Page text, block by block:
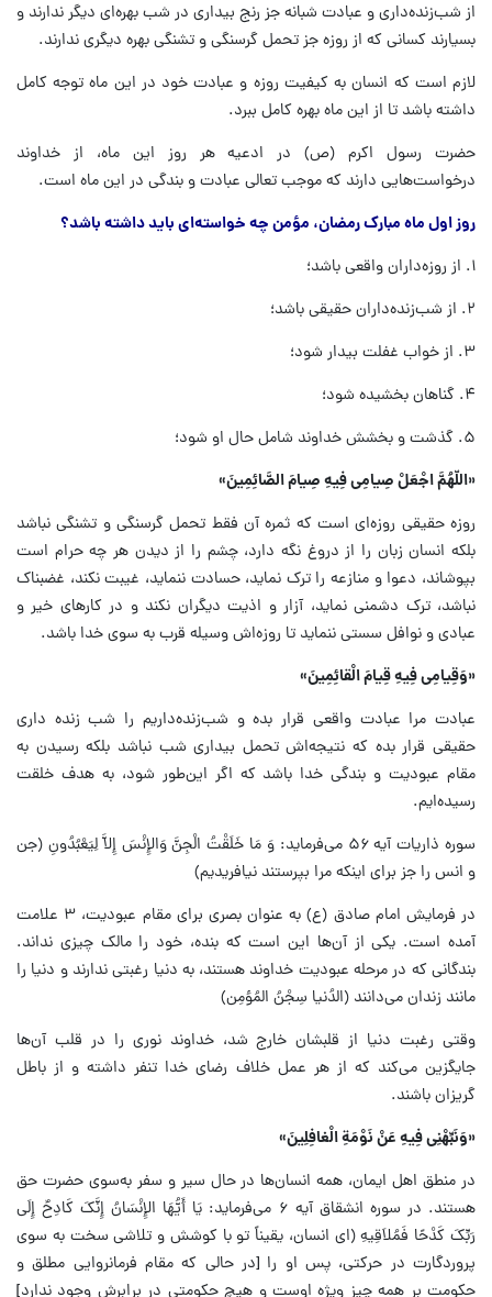
از شب‌زنده‌داری و عبادت شبانه جز رنج بیداری در شب بهره‌ای دیگر ندارند و
بسیارند کسانی که از روزه جز تحمل گرسنگی و تشنگی بهره دیگری ندارند.
لازم است که انسان به کیفیت روزه و عبادت خود در این ماه توجه کامل
داشته باشد تا از این ماه بهره کامل ببرد.
حضرت رسول اکرم (ص) در ادعیه هر روز این ماه، از خداوند
درخواست‌هایی دارند که موجب تعالی عبادت و بندگی در این ماه است.
روز اول ماه مبارک رمضان، مؤمن چه خواسته‌ای باید داشته باشد؟
۲. از شب‌زنده‌داران حقیقی باشد؛
۳. از خواب غفلت بیدار شود؛
۴. گناهان بخشیده شود؛
۵. گذشت و بخشش خداوند شامل حال او شود؛
«اللّهُمَّ اجْعَلْ صِیامِی فِیهِ صِیامَ الصَّائِمِینَ»
روزه حقیقی روزه‌ای است که ثمره آن فقط تحمل گرسنگی و تشنگی نباشد
بلکه انسان زبان را از دروغ نگه دارد، چشم را از دیدن هر چه حرام است
بپوشاند، دعوا و منازعه را ترک نماید، حسادت ننماید، غیبت نکند، غضبناک
نباشد، ترک دشمنی نماید، آزار و اذیت دیگران نکند و در کارهای خیر و
عبادی و نوافل سستی ننماید تا روزه‌اش وسیله قرب به سوی خدا باشد.
«وَقِیامِی فِیهِ قِیامَ الْقائِمِینَ»
عبادت مرا عبادت واقعی قرار بده و شب‌زنده‌داریم را شب زنده داری
حقیقی قرار بده که نتیجه‌اش تحمل بیداری شب نباشد بلکه رسیدن به
مقام عبودیت و بندگی خدا باشد که اگر این‌طور شود، به هدف خلقت
رسیده‌ایم.
سوره ذاریات آیه ۵۶ می‌فرماید: وَ مَا خَلَقْتُ الْجِنَّ وَالإِنْسَ إِلاَّ لِیَعْبُدُونِ (جن
و انس را جز برای اینکه مرا بپرستند نیافریدیم)
در فرمایش امام صادق (ع) به عنوان بصری برای مقام عبودیت، ۳ علامت
آمده است. یکی از آن‌ها این است که بنده، خود را مالک چیزی نداند.
بندگانی که در مرحله عبودیت خداوند هستند، به دنیا رغبتی ندارند و دنیا را
مانند زندان می‌دانند (الدُنیا سِجْنُ المُؤمِن)
وقتی رغبت دنیا از قلبشان خارج شد، خداوند نوری را در قلب آن‌ها
جایگزین می‌کند که از هر عمل خلاف رضای خدا تنفر داشته و از باطل
گریزان باشند.
«وَنَبِّهْنِی فِیهِ عَنْ نَوْمَةِ الْغافِلِینَ»
در منطق اهل ایمان، همه انسان‌ها در حال سیر و سفر به‌سوی حضرت حق
هستند. در سوره انشقاق آیه ۶ می‌فرماید: یَا أَیُّهَا الإِنْسَانُ إِنَّکَ کَادِحٌ إِلَی
رَبِّکَ کَدْحًا فَمُلاَقِیهِ (ای انسان، یقیناً تو با کوشش و تلاشی سخت به سوی
پروردگارت در حرکتی، پس او را [در حالی که مقام فرمانروایی مطلق و
حکومت بر همه چیز ویژه اوست و هیچ حکومتی در برابرش وجود ندارد]